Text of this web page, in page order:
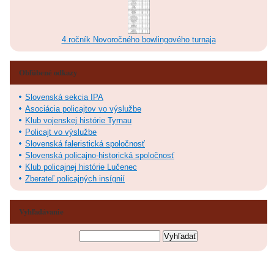
4.ročník Novoročného bowlingového turnaja
Obľúbené odkazy
Slovenská sekcia IPA
Asociácia policajtov vo výslužbe
Klub vojenskej histórie Tyrnau
Policajt vo výslužbe
Slovenská faleristická spoločnosť
Slovenská policajno-historická spoločnosť
Klub policajnej histórie Lučenec
Zberateľ policajných insígnií
Vyhľadávanie